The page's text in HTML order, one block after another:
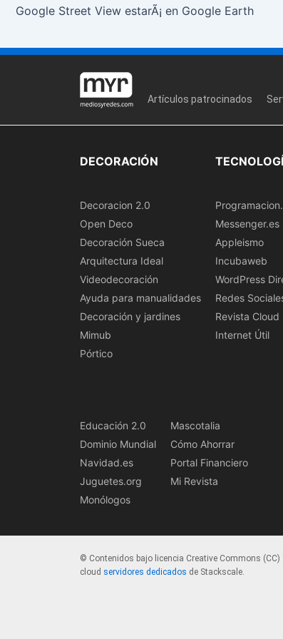
Google Street View estarÃ¡ en Google Earth
Artículos patrocinados
DECORACIÓN
Decoracion 2.0
Open Deco
Decoración Sueca
Arquitectura Ideal
Videodecoración
Ayuda para manualidades
Decoración y jardines
Mimub
Pórtico
Messenger.es
Appleismo
Incubaweb
WordPress
Redes
Revista Cloud
Internet Útil
Educación 2.0
Dominio Mundial
Navidad.es
Juguetes.org
Monólogos
Mascotalia
Cómo Ahorrar
Portal Financiero
Mi Revista
© Contenidos bajo licencia Creative Commons (CC)
cloud servidores dedicados de Stackscale.